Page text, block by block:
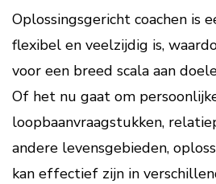
Oplossingsgericht coachen is
flexibel en veelzijdig is,
voor een breed scala aan
Of het nu gaat om
loopbaanvraagstukken,
andere levensgebieden,
kan effectief zijn in